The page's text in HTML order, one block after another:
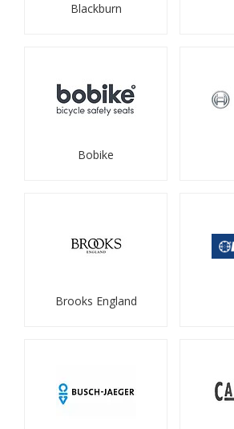
Blackburn
Bobike
Brooks England